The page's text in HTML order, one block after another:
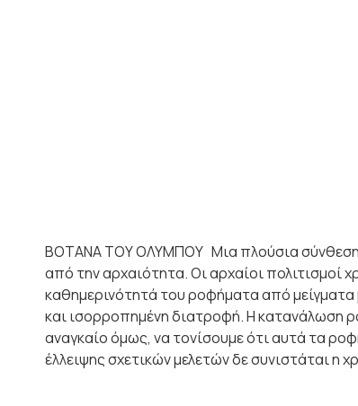
ΒΟΤΑΝΑ ΤΟΥ ΟΛΥΜΠΟΥ Μια πλούσια σύνθεση
από την αρχαιότητα. Οι αρχαίοι
καθημερινότητά του ροφήματα από μείγματα
και ισορροπημένη διατροφή. Η κατανάλωση
αναγκαίο όμως, να τονίσουμε ότι αυτά τα
έλλειψης σχετικών μελετών δε συνιστάται η